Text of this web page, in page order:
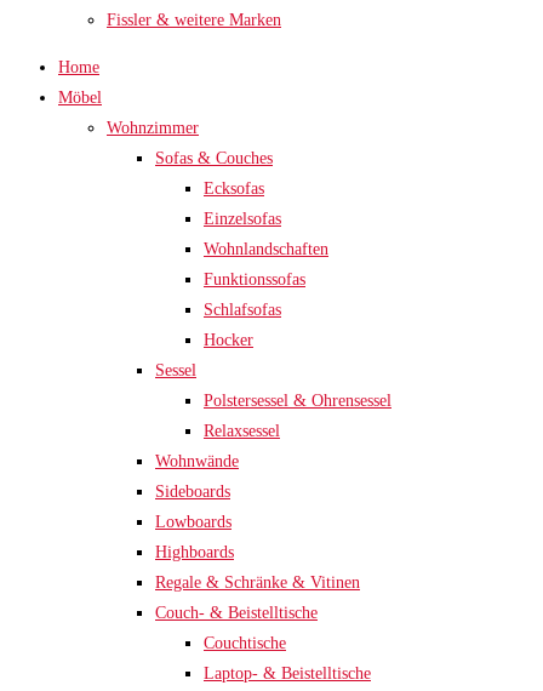
Fissler & weitere Marken
Home
Möbel
Wohnzimmer
Sofas & Couches
Ecksofas
Einzelsofas
Wohnlandschaften
Funktionssofas
Schlafsofas
Hocker
Sessel
Polstersessel & Ohrensessel
Relaxsessel
Wohnwände
Sideboards
Lowboards
Highboards
Regale & Schränke & Vitinen
Couch- & Beistelltische
Couchtische
Laptop- & Beistelltische